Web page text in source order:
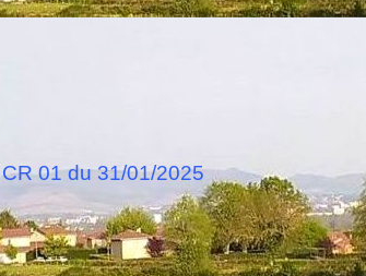
CR 01 du 31/01/2025